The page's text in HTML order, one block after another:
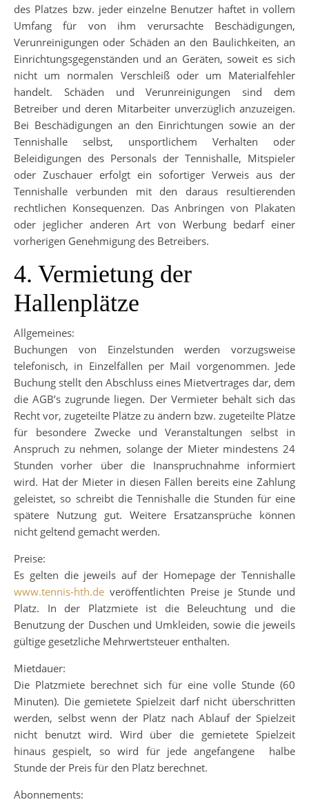
des Platzes bzw. jeder einzelne Benutzer haftet in vollem
Umfang für von ihm verursachte Beschädigungen,
Verunreinigungen oder Schäden an den Baulichkeiten, an
Einrichtungsgegenständen und an Geräten, soweit es sich
nicht um normalen Verschleiß oder um Materialfehler
handelt. Schäden und Verunreinigungen sind dem
Betreiber und deren Mitarbeiter unverzüglich anzuzeigen.
Bei Beschädigungen an den Einrichtungen sowie an der
Tennishalle selbst, unsportlichem Verhalten oder
Beleidigungen des Personals der Tennishalle, Mitspieler
oder Zuschauer erfolgt ein sofortiger Verweis aus der
Tennishalle verbunden mit den daraus resultierenden
rechtlichen Konsequenzen. Das Anbringen von Plakaten
oder jeglicher anderen Art von Werbung bedarf einer
vorherigen Genehmigung des Betreibers.
4. Vermietung der
Hallenplätze
Allgemeines:
Buchungen von Einzelstunden werden vorzugsweise
telefonisch, in Einzelfällen per Mail vorgenommen. Jede
Buchung stellt den Abschluss eines Mietvertrages dar, dem
die AGB’s zugrunde liegen. Der Vermieter behält sich das
Recht vor, zugeteilte Plätze zu ändern bzw. zugeteilte Plätze
für besondere Zwecke und Veranstaltungen selbst in
Anspruch zu nehmen, solange der Mieter mindestens 24
Stunden vorher über die Inanspruchnahme informiert
wird. Hat der Mieter in diesen Fällen bereits eine Zahlung
geleistet, so schreibt die Tennishalle die Stunden für eine
spätere Nutzung gut. Weitere Ersatzansprüche können
nicht geltend gemacht werden.
Preise:
Es gelten die jeweils auf der Homepage der Tennishalle
www.tennis-hth.de veröffentlichten Preise je Stunde und
Platz. In der Platzmiete ist die Beleuchtung und die
Benutzung der Duschen und Umkleiden, sowie die jeweils
gültige gesetzliche Mehrwertsteuer enthalten.
Mietdauer:
Die Platzmiete berechnet sich für eine volle Stunde (60
Minuten). Die gemietete Spielzeit darf nicht überschritten
werden, selbst wenn der Platz nach Ablauf der Spielzeit
nicht benutzt wird. Wird über die gemietete Spielzeit
hinaus gespielt, so wird für jede angefangene halbe
Stunde der Preis für den Platz berechnet.
Abonnements: